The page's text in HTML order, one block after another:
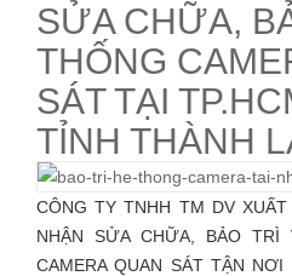
SỬA CHỮA,
THỐNG
SÁT TẠI
TỈNH THÀNH
CÔNG TY TNHH TM DV
NHẬN SỬA CHỮA, BẢO
CAMERA QUAN SÁT TẬN